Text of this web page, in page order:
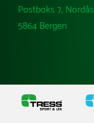
Postboks 7, Nordås
5864 Bergen